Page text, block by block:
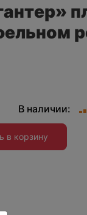
В наличии:
в корзину